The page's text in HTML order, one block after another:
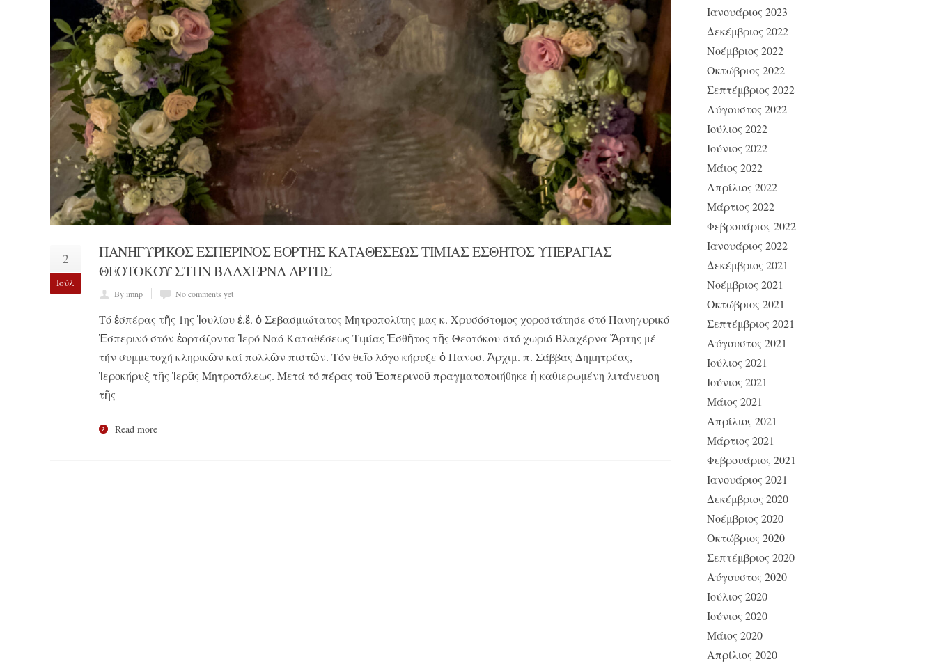
2
Ιούλ
ΠΑΝΗΓΥΡΙΚΟΣ ΕΣΠΕΡΙΝΟΣ ΕΟΡΤΗΣ ΚΑΤΑΘΕΣΕΩΣ ΤΙΜΙΑΣ ΕΣΘΗΤΟΣ ΥΠΕΡΑΓΙΑΣ
ΘΕΟΤΟΚΟΥ ΣΤΗΝ ΒΛΑΧΕΡΝΑ ΑΡΤΗΣ
By imnp No comments yet
Τό ἑσπέρας τῆς 1ης Ἰουλίου ἐ.ἔ. ὁ Σεβασμιώτατος Μητροπολίτης μας κ. Χρυσόστομος χοροστάτησε στό Πανηγυρικό
Ἑσπερινό στόν ἑορτάζοντα Ἱερό Ναό Καταθέσεως Τιμίας Ἑσθῆτος τῆς Θεοτόκου στό χωριό Βλαχέρνα Ἄρτης μέ
τήν συμμετοχή κληρικῶν καί πολλῶν πιστῶν. Τόν θεῖο λόγο κήρυξε ὁ Πανοσ. Ἀρχιμ. π. Σάββας Δημητρέας,
Ἱεροκήρυξ τῆς Ἱερᾶς Μητροπόλεως. Μετά τό πέρας τοῦ Ἑσπερινοῦ πραγματοποιήθηκε ἡ καθιερωμένη λιτάνευση
τῆς
Read more
Ιανουάριος 2023
Δεκέμβριος 2022
Νοέμβριος 2022
Οκτώβριος 2022
Σεπτέμβριος 2022
Αύγουστος 2022
Ιούλιος 2022
Ιούνιος 2022
Μάιος 2022
Απρίλιος 2022
Μάρτιος 2022
Φεβρουάριος 2022
Ιανουάριος 2022
Δεκέμβριος 2021
Νοέμβριος 2021
Οκτώβριος 2021
Σεπτέμβριος 2021
Αύγουστος 2021
Ιούλιος 2021
Ιούνιος 2021
Μάιος 2021
Απρίλιος 2021
Μάρτιος 2021
Φεβρουάριος 2021
Ιανουάριος 2021
Δεκέμβριος 2020
Νοέμβριος 2020
Οκτώβριος 2020
Σεπτέμβριος 2020
Αύγουστος 2020
Ιούλιος 2020
Ιούνιος 2020
Μάιος 2020
Απρίλιος 2020